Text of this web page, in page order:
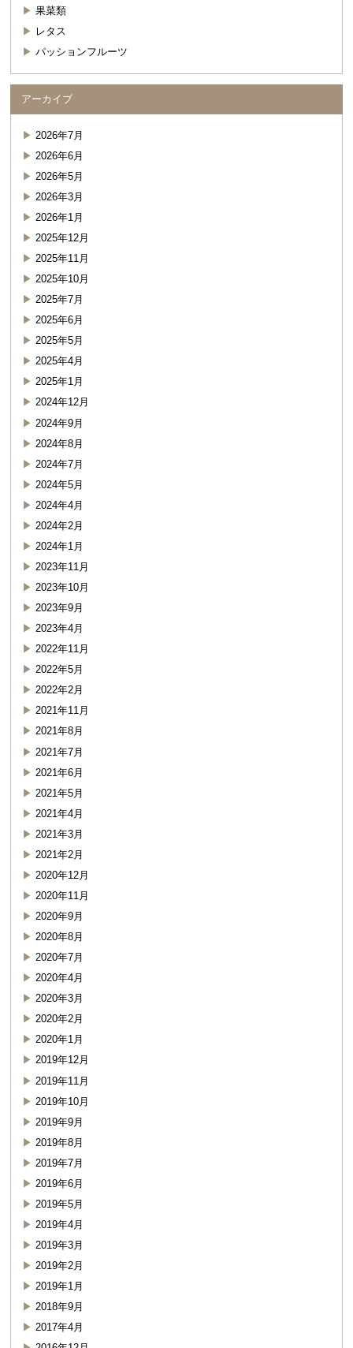
果菜類
レタス
パッションフルーツ
アーカイブ
2026年7月
2026年6月
2026年5月
2026年3月
2026年1月
2025年12月
2025年11月
2025年10月
2025年7月
2025年6月
2025年5月
2025年4月
2025年1月
2024年12月
2024年9月
2024年8月
2024年7月
2024年5月
2024年4月
2024年2月
2024年1月
2023年11月
2023年10月
2023年9月
2023年4月
2022年11月
2022年5月
2022年2月
2021年11月
2021年8月
2021年7月
2021年6月
2021年5月
2021年4月
2021年3月
2021年2月
2020年12月
2020年11月
2020年9月
2020年8月
2020年7月
2020年4月
2020年3月
2020年2月
2020年1月
2019年12月
2019年11月
2019年10月
2019年9月
2019年8月
2019年7月
2019年6月
2019年5月
2019年4月
2019年3月
2019年2月
2019年1月
2018年9月
2017年4月